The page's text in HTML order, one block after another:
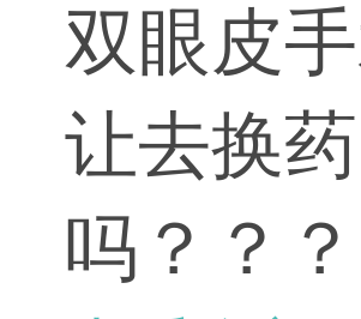
双眼皮
让去换
吗？？？